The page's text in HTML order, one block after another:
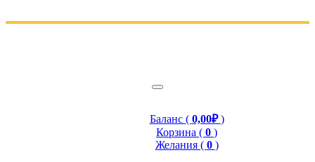
Баланс ( 0,00₽)
Корзина ( 0 )
Желания ( 0 )